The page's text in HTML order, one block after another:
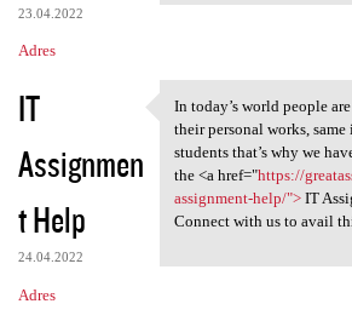
23.04.2022
Adres
IT
Assignmen
t Help
24.04.2022
Adres
In today’s world
In today’s world people
their personal works,
students that’s why we
the <a href="https://
assignment-help/">IT
Connect with us to avail